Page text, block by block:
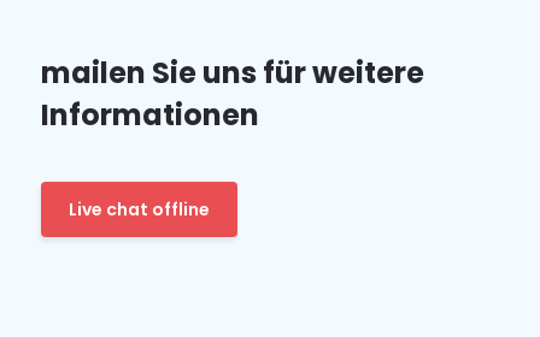
mailen Sie uns für weitere
Informationen
Live chat offline